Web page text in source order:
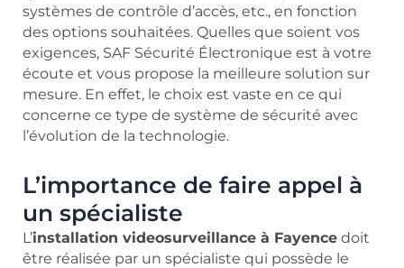
systèmes de contrôle d’accès, etc., en fonction
des options souhaitées. Quelles que soient vos
exigences, SAF Sécurité Électronique est à votre
écoute et vous propose la meilleure solution sur
mesure. En effet, le choix est vaste en ce qui
concerne ce type de système de sécurité avec
l’évolution de la technologie.
L’importance de faire appel à
un spécialiste
L’installation videosurveillance à Fayence doit
être réalisée par un spécialiste qui possède le